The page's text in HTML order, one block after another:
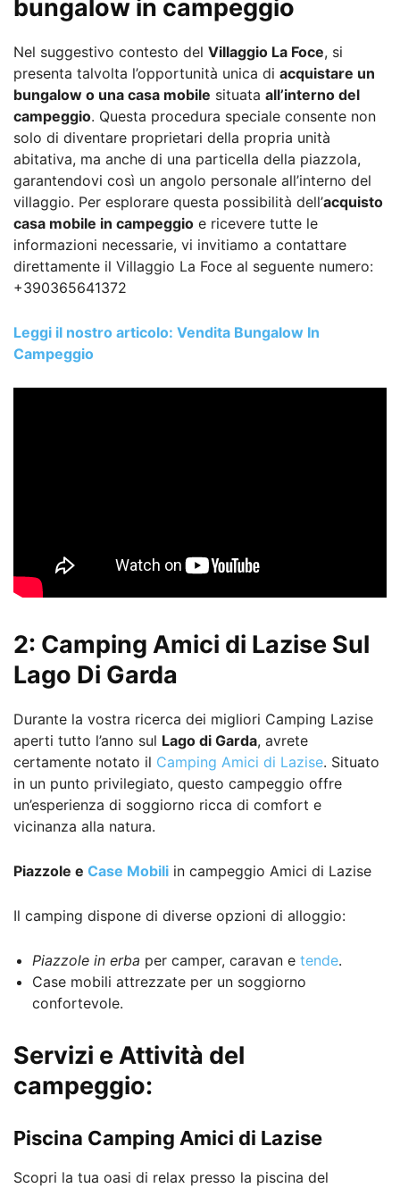
bungalow in campeggio
Nel suggestivo contesto del Villaggio La Foce, si
presenta talvolta l’opportunità unica di acquistare un
bungalow o una casa mobile situata all’interno del
campeggio. Questa procedura speciale consente non
solo di diventare proprietari della propria unità
abitativa, ma anche di una particella della piazzola,
garantendovi così un angolo personale all’interno del
villaggio. Per esplorare questa possibilità dell’acquisto
casa mobile in campeggio e ricevere tutte le
informazioni necessarie, vi invitiamo a contattare
direttamente il Villaggio La Foce al seguente numero:
+390365641372
Leggi il nostro articolo: Vendita Bungalow In
Campeggio
2: Camping Amici di Lazise Sul
Lago Di Garda
Durante la vostra ricerca dei migliori Camping Lazise
aperti tutto l’anno sul Lago di Garda, avrete
certamente notato il Camping Amici di Lazise. Situato
in un punto privilegiato, questo campeggio offre
un’esperienza di soggiorno ricca di comfort e
vicinanza alla natura.
Piazzole e Case Mobili in campeggio Amici di Lazise
Il camping dispone di diverse opzioni di alloggio:
Piazzole in erba per camper, caravan e tende.
Case mobili attrezzate per un soggiorno
confortevole.
Servizi e Attività del
campeggio:
Piscina Camping Amici di Lazise
Scopri la tua oasi di relax presso la piscina del